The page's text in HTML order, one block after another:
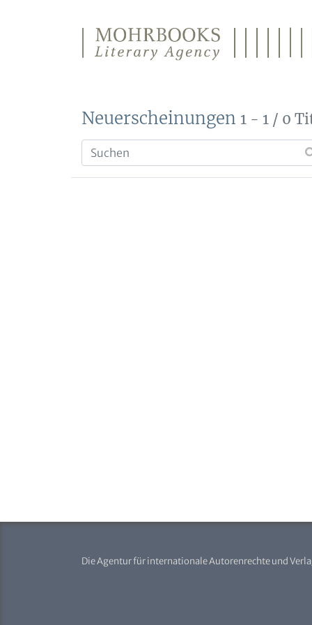
Neuerscheinungen 1 - 1 / 0
Die Agentur für internationale Autorenrechte und